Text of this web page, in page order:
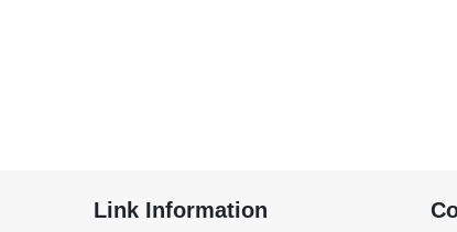
Link Information